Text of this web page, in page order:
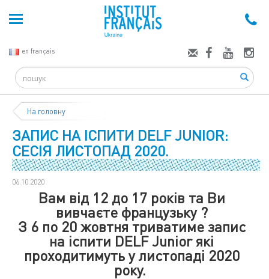
en français
Search
На головну
ЗАПИС НА ІСПИТИ DELF JUNIOR:
СЕСІЯ ЛИСТОПАД 2020.
06.10.2020
Вам від 12 до 17 років та Ви
вивчаєте французьку ?
З 6 по 20 жовтня триватиме запис
на іспити DELF Junior які
проходитимуть у листопаді 2020
року.